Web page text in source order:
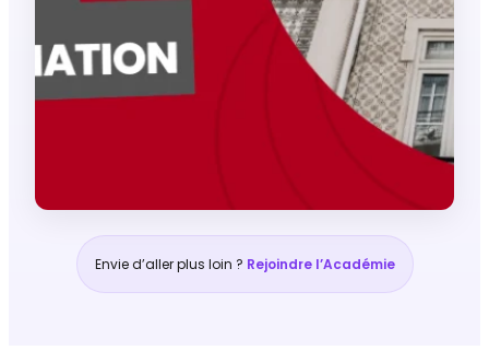
Envie d’aller plus loin ? Rejoindre l’Académie